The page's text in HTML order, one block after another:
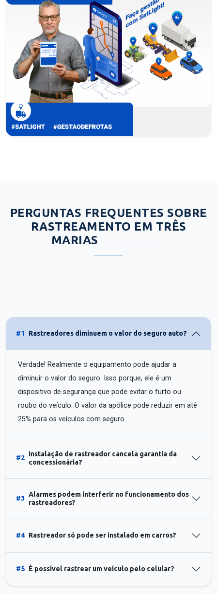
PERGUNTAS FREQUENTES SOBRE
RASTREAMENTO EM TRÊS
MARIAS
#1 Rastreadores diminuem o valor do seguro auto?
Verdade! Realmente o equipamento pode ajudar a
diminuir o valor do seguro. Isso porque, ele é um
dispositivo de segurança que pode evitar o furto ou
roubo do veículo. O valor da apólice pode reduzir em até
25% para os veículos com seguro.
#2
Instalação de rastreador cancela garantia da
concessionária?
#3
Alarmes podem interferir no funcionamento dos
rastreadores?
#4 Rastreador só pode ser instalado em carros?
#5 É possível rastrear um veículo pelo celular?